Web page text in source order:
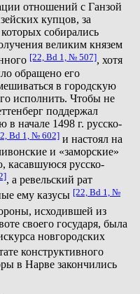
отношений с Ганзой
купцов, за
собирались
великим князем
[22, Bd 1, № 507], хотя
обращено его
в городскую
исполнить. Чтобы не
поддержал
начале 1498 г. русско-
Bd 1, № 602] и настоял на
и «заморские»
касавшуюся русско-
, а ревельский рат
ему казусы [22, Bd 1, №
исходившей из
своего государя, была
новгородских
конструктивного
в Нарве закончились